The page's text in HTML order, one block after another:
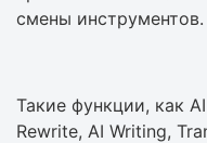
смены инструментов.
Такие функции, как
Rewrite, AI Writing,